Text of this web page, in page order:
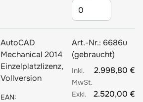
AutoCAD
Mechanical 2014
Einzelplatzlizenz,
Vollversion
EAN:
Art.-Nr.: 6686u
(gebraucht)
2.998,80 €
2.520,00 €